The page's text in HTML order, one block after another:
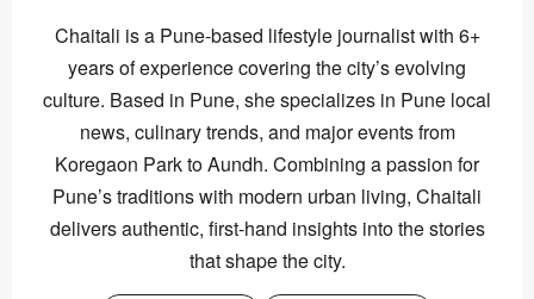
Chaitali is a Pune-based lifestyle journalist with 6+
years of experience covering the city’s evolving
culture. Based in Pune, she specializes in Pune local
news, culinary trends, and major events from
Koregaon Park to Aundh. Combining a passion for
Pune’s traditions with modern urban living, Chaitali
delivers authentic, first-hand insights into the stories
that shape the city.